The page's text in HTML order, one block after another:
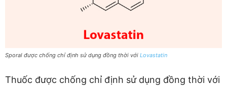
Sporal được chống chỉ định sử dụng đồng thời với Lovastatin
Thuốc được chống chỉ định sử dụng đồng thời với